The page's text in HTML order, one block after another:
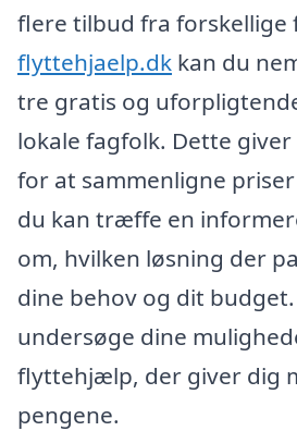
flere tilbud fra forskellige
flyttehjaelp.dk kan du
tre gratis og
lokale fagfolk. Dette
for at sammenligne priser
du kan træffe en
om, hvilken løsning der
dine behov og dit
undersøge dine
flyttehjælp, der giver dig
pengene.